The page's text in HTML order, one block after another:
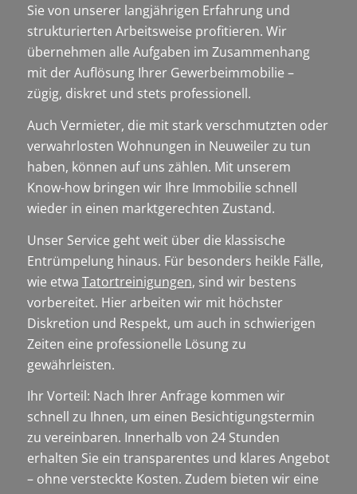
Sie von unserer langjährigen Erfahrung und
strukturierten Arbeitsweise profitieren. Wir
übernehmen alle Aufgaben im Zusammenhang
mit der Auflösung Ihrer Gewerbeimmobilie –
zügig, diskret und stets professionell.
Auch Vermieter, die mit stark verschmutzten oder
verwahrlosten Wohnungen in Neuweiler zu tun
haben, können auf uns zählen. Mit unserem
Know-how bringen wir Ihre Immobilie schnell
wieder in einen marktgerechten Zustand.
Unser Service geht weit über die klassische
Entrümpelung hinaus. Für besonders heikle Fälle,
wie etwa Tatortreinigungen, sind wir bestens
vorbereitet. Hier arbeiten wir mit höchster
Diskretion und Respekt, um auch in schwierigen
Zeiten eine professionelle Lösung zu
gewährleisten.
Ihr Vorteil: Nach Ihrer Anfrage kommen wir
schnell zu Ihnen, um einen Besichtigungstermin
zu vereinbaren. Innerhalb von 24 Stunden
erhalten Sie ein transparentes und klares Angebot
– ohne versteckte Kosten. Zudem bieten wir eine